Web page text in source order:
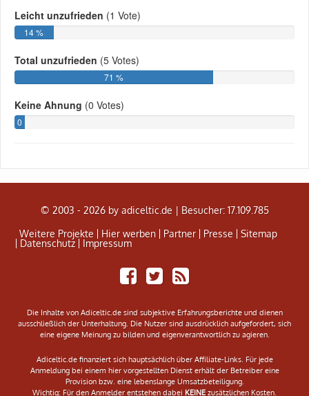
© 2003 - 2026 by adiceltic.de | Besucher: 17.109.785
Weitere Projekte
Hier werben Partner Presse
Sitemap
Datenschutz
Impressum
Share
on
TweetAdiceltic
RSS
Die Inhalte von Adiceltic.de sind subjektive Erfahrungsberichte und dienen
ausschließlich der Unterhaltung. Die Nutzer sind ausdrücklich aufgefordert, sich
eine eigene Meinung zu bilden und eigenverantwortlich zu agieren.
Adiceltic.de finanziert sich hauptsächlich über Affiliate-Links. Für jede
Anmeldung bei einem hier vorgestellten Dienst erhält der Betreiber eine
Provision bzw. eine lebenslange Umsatzbeteiligung.
Wichtig: Für den Anmelder entstehen dabei KEINEzusätzlichen Kosten.